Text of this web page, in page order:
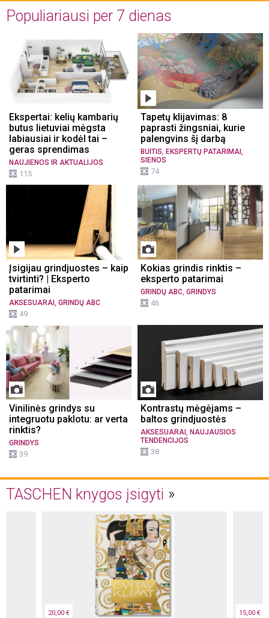
Populiariausi per 7 dienas
Ekspertai: kelių kambarių
butus lietuviai mėgsta
labiausiai ir kodėl tai –
geras sprendimas
NAUJIENOS IR AKTUALIJOS
115
Tapetų klijavimas: 8
paprasti žingsniai, kurie
palengvins šį darbą
BUITIS EKSPERTŲ PATARIMAI
SIENOS
74
Įsigijau grindjuostes – kaip
tvirtinti? | Eksperto
patarimai
AKSESUARAI , GRINDŲ ABC
49
Kokias grindis rinktis –
eksperto patarimai
GRINDŲ ABC, GRINDYS
46
Vinilinės grindys su
integruotu paklotu: ar verta
rinktis?
GRINDYS
39
Kontrastų mėgėjams –
baltos grindjuostės
AKSESUARAI , NAUJAUSIOS
TENDENCIJOS
38
TASCHEN knygos įsigyti
20,00 € 15,00 €